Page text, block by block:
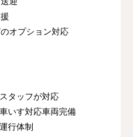
オプション対応
タッフが対応
いす対応車両完備
行体制